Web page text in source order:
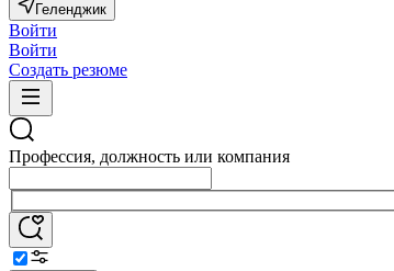
Геленджик
Войти
Войти
Создать резюме
Профессия, должность или компания